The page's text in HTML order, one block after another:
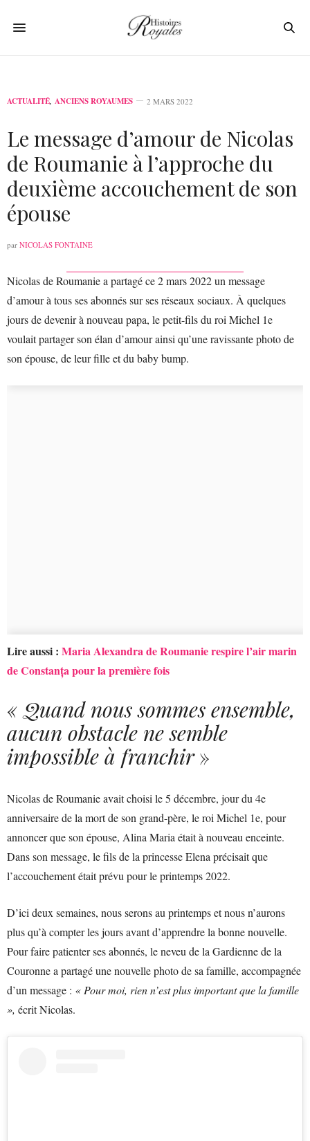
ACTUALITÉ, ANCIENS ROYAUMES 2 MARS 2022
Le message d’amour de Nicolas
de Roumanie à l’approche du
deuxième accouchement de son
épouse
par NICOLAS FONTAINE
Nicolas de Roumanie a partagé ce 2 mars 2022 un message
d’amour à tous ses abonnés sur ses réseaux sociaux. À quelques
jours de devenir à nouveau papa, le petit-fils du roi Michel 1e
voulait partager son élan d’amour ainsi qu’une ravissante photo de
son épouse, de leur fille et du baby bump.
Lire aussi : Maria Alexandra de Roumanie respire l’air marin
de Constanța pour la première fois
« Quand nous sommes ensemble,
aucun obstacle ne semble
impossible à franchir»
Nicolas de Roumanie avait choisi le 5 décembre, jour du 4e
anniversaire de la mort de son grand-père, le roi Michel 1e, pour
annoncer que son épouse, Alina Maria était à nouveau enceinte.
Dans son message, le fils de la princesse Elena précisait que
l’accouchement était prévu pour le printemps 2022.
D’ici deux semaines, nous serons au printemps et nous n’aurons
plus qu’à compter les jours avant d’apprendre la bonne nouvelle.
Pour faire patienter ses abonnés, le neveu de la Gardienne de la
Couronne a partagé une nouvelle photo de sa famille, accompagnée
d’un message : « Pour moi, rien n’est plus important que la famille
», écrit Nicolas.